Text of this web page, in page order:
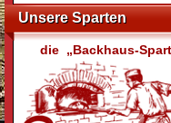
Unsere Sparten
die „Backhaus-